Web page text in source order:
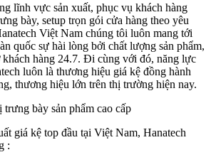
lĩnh vực sản xuất, phục vụ khách hàng
bày, setup trọn gói cửa hàng theo yêu
Việt Nam chúng tôi luôn mang tới
quốc sự hài lòng bởi chất lượng sản phẩm,
khách hàng 24.7. Đi cùng với đó, năng lực
luôn là thương hiệu giá kệ đồng hành
thương hiệu lớn trên thị trường hiện nay.
giá kệ top đầu tại Việt Nam, Hanatech
: